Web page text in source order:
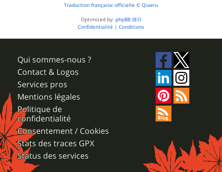
Traduction française officielle © Qiaeru
Optimized by: phpBB SEO
Confidentialité | Conditions
Qui sommes-nous ?
Contact & Logos
Services pros
Mentions légales
Politique de
confidentialité
Consentement / Cookies
Stats des traces GPX
Status des services